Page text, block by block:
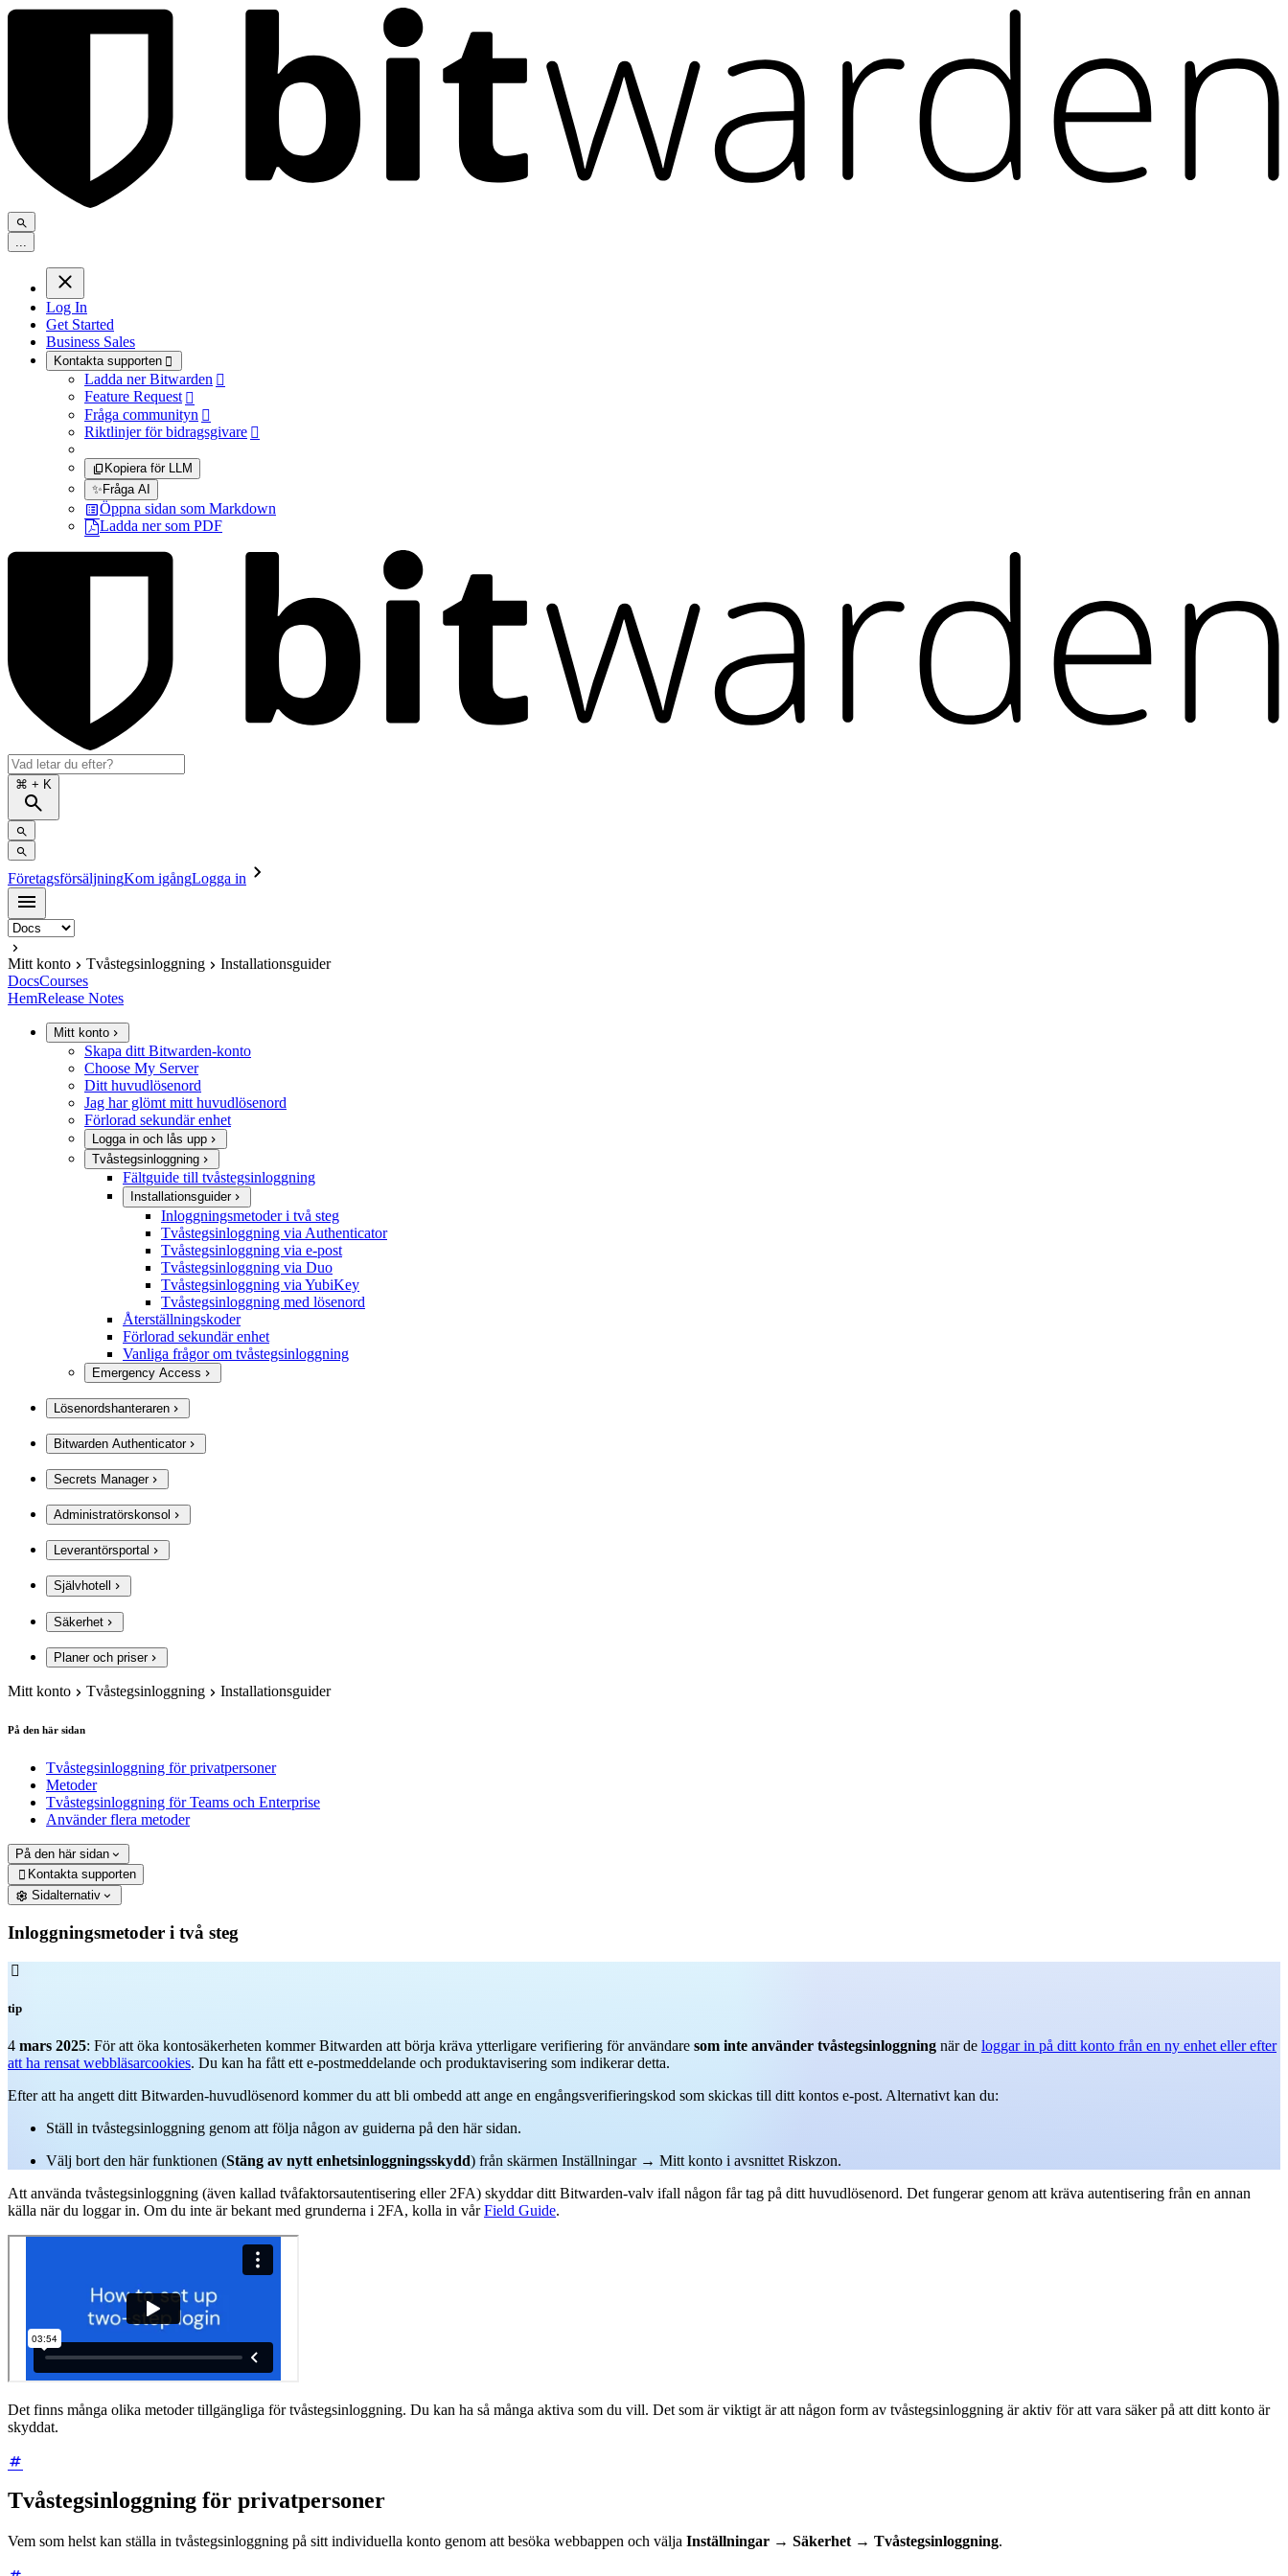
Log In
Get Started
Business Sales
Kontakta supporten 
Ladda ner Bitwarden 
Feature Request 
Fråga communityn 
Riktlinjer för bidragsgivare 
Kopiera för LLM
✨Fråga AI
Öppna sidan som Markdown
Ladda ner som PDF
⌘ + K
FöretagsförsäljningKom igångLogga in
Mitt konto Tvåstegsinloggning
Installationsguider
DocsCourses
HemRelease Notes
Mitt konto
Skapa ditt Bitwarden-konto
Choose My Server
Ditt huvudlösenord
Jag har glömt mitt huvudlösenord
Förlorad sekundär enhet
Logga in och lås upp
Tvåstegsinloggning
Fältguide till tvåstegsinloggning
Installationsguider
Inloggningsmetoder i två steg
Tvåstegsinloggning via Authenticator
Tvåstegsinloggning via e-post
Tvåstegsinloggning via Duo
Tvåstegsinloggning via YubiKey
Tvåstegsinloggning med lösenord
Återställningskoder
Förlorad sekundär enhet
Vanliga frågor om tvåstegsinloggning
Emergency Access
Lösenordshanteraren
Bitwarden Authenticator
Secrets Manager
Administratörskonsol
Leverantörsportal
Självhotell
Säkerhet
Planer och priser
Mitt konto Tvåstegsinloggning Installationsguider
På den här sidan
Tvåstegsinloggning för privatpersoner
Metoder
Tvåstegsinloggning för Teams och Enterprise
Använder flera metoder
På den här sidan
 Kontakta supporten
Sidalternativ
Inloggningsmetoder i två steg

tip
4 mars 2025: För att öka kontosäkerheten kommer Bitwarden att börja kräva ytterligare verifiering för användare som inte använder tvåstegsinloggning när de loggar in på ditt konto från en ny enhet eller efter
att ha rensat webbläsarcookies. Du kan ha fått ett e-postmeddelande och produktavisering som indikerar detta.
Efter att ha angett ditt Bitwarden-huvudlösenord kommer du att bli ombedd att ange en engångsverifieringskod som skickas till ditt kontos e-post. Alternativt kan du:
Ställ in tvåstegsinloggning genom att följa någon av guiderna på den här sidan.
Välj bort den här funktionen (Stäng av nytt enhetsinloggningsskydd) från skärmen Inställningar → Mitt konto i avsnittet Riskzon.
Att använda tvåstegsinloggning (även kallad tvåfaktorsautentisering eller 2FA) skyddar ditt Bitwarden-valv ifall någon får tag på ditt huvudlösenord. Det fungerar genom att kräva autentisering från en annan
källa när du loggar in. Om du inte är bekant med grunderna i 2FA, kolla in vårField Guide.
Det finns många olika metoder tillgängliga för tvåstegsinloggning. Du kan ha så många aktiva som du vill. Det som är viktigt är att någon form av tvåstegsinloggning är aktiv för att vara säker på att ditt konto är
skyddat.
Tvåstegsinloggning för privatpersoner
Vem som helst kan ställa in tvåstegsinloggning på sitt individuella konto genom att besöka webbappen och välja Inställningar → Säkerhet → Tvåstegsinloggning.